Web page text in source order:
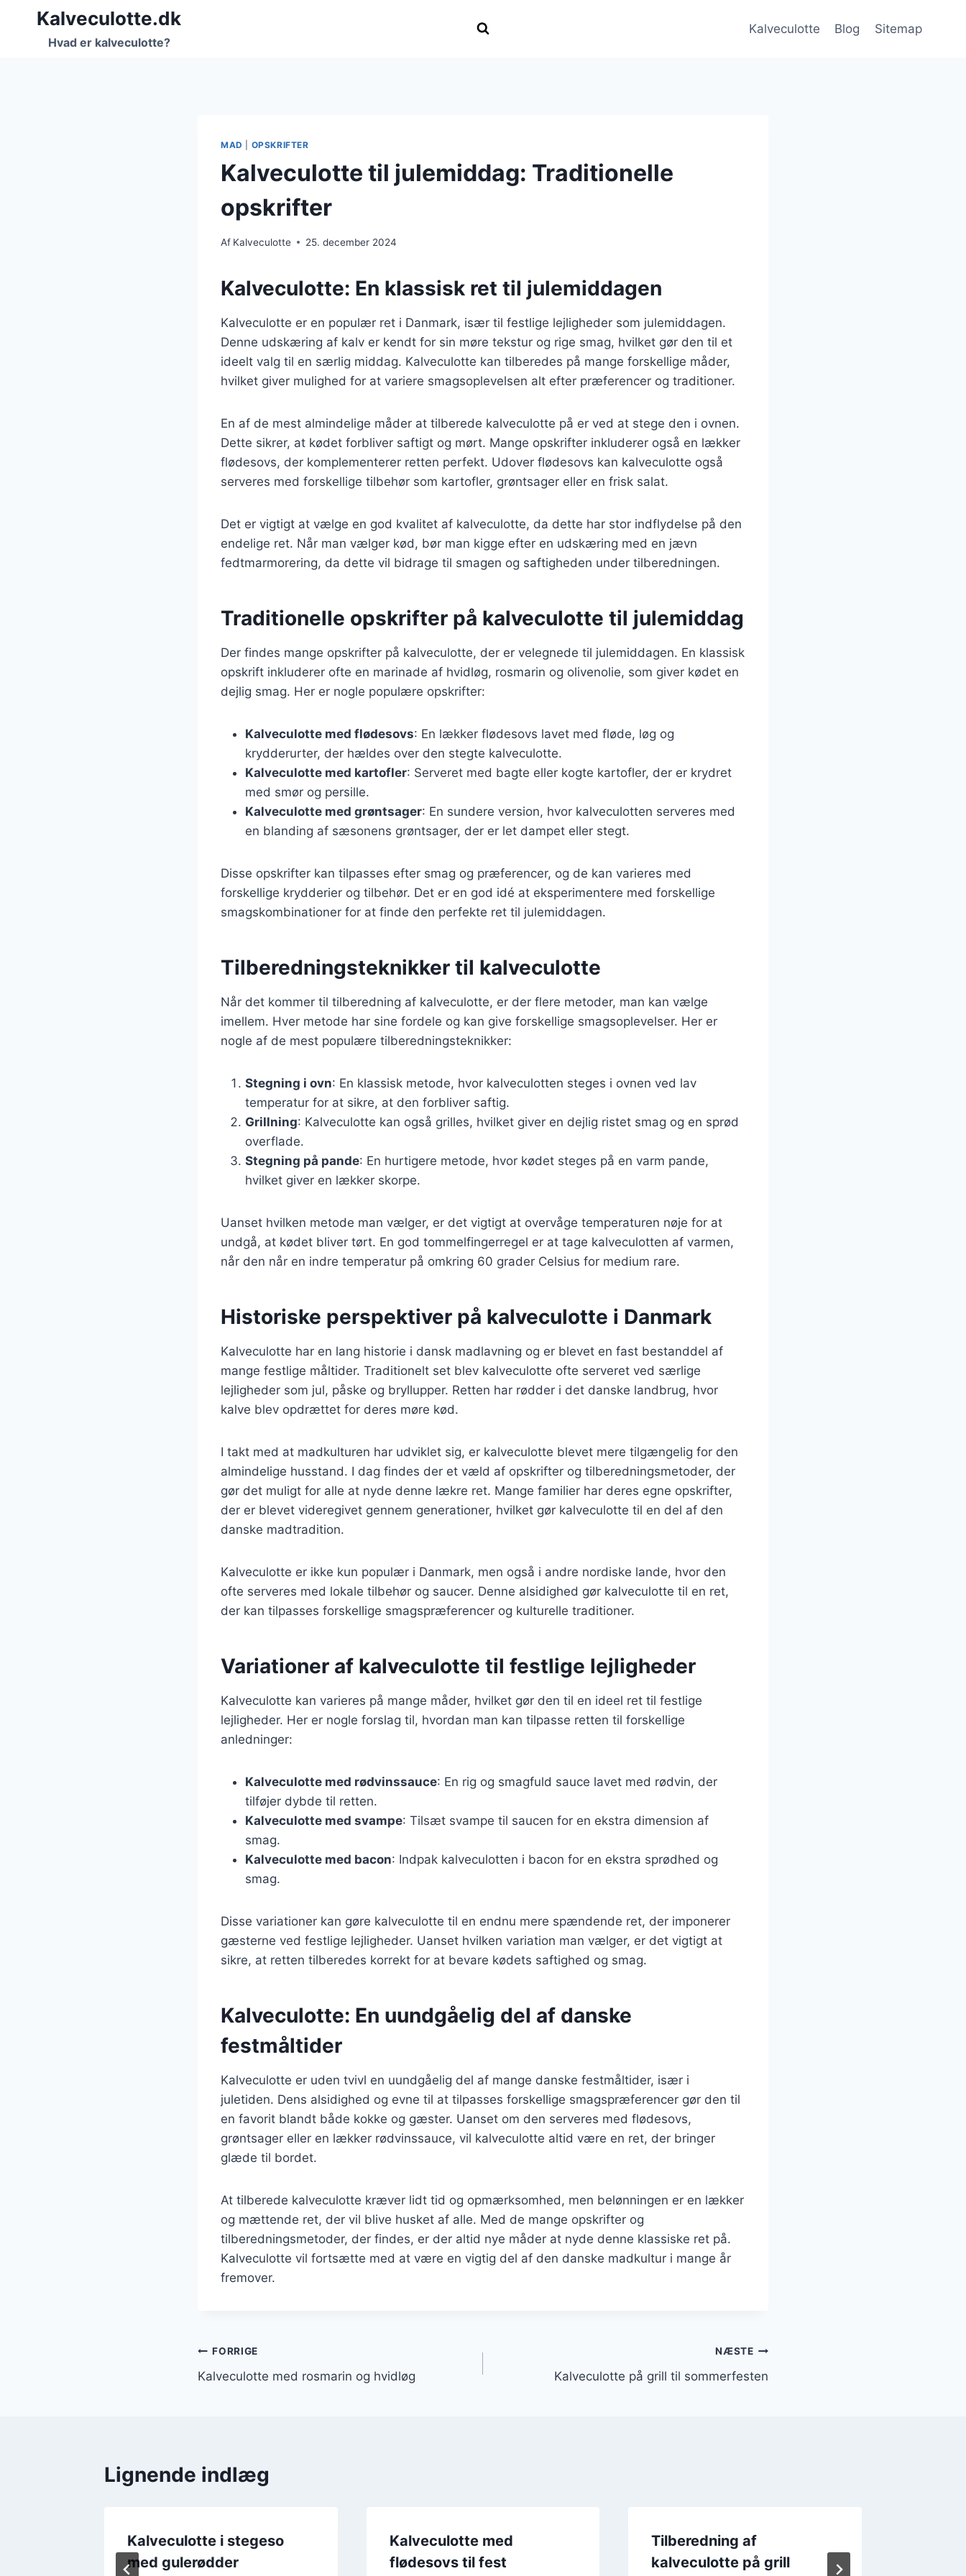
FortsætKalveculotte.dk
Hvad er kalveculotte?
Kalveculotte Blog Sitemap
MAD OPSKRIFTER
Kalveculotte til julemiddag: Traditionelle
opskrifter
Af Kalveculotte 25. december 2024
Kalveculotte: En klassisk ret til julemiddagen
Kalveculotte er en populær ret i Danmark, især til festlige lejligheder som julemiddagen.
Denne udskæring af kalv er kendt for sin møre tekstur og rige smag, hvilket gør den til et
ideelt valg til en særlig middag. Kalveculotte kan tilberedes på mange forskellige måder,
hvilket giver mulighed for at variere smagsoplevelsen alt efter præferencer og traditioner.
En af de mest almindelige måder at tilberede kalveculotte på er ved at stege den i ovnen.
Dette sikrer, at kødet forbliver saftigt og mørt. Mange opskrifter inkluderer også en lækker
flødesovs, der komplementerer retten perfekt. Udover flødesovs kan kalveculotte også
serveres med forskellige tilbehør som kartofler, grøntsager eller en frisk salat.
Det er vigtigt at vælge en god kvalitet af kalveculotte, da dette har stor indflydelse på den
endelige ret. Når man vælger kød, bør man kigge efter en udskæring med en jævn
fedtmarmorering, da dette vil bidrage til smagen og saftigheden under tilberedningen.
Traditionelle opskrifter på kalveculotte til julemiddag
Der findes mange opskrifter på kalveculotte, der er velegnede til julemiddagen. En klassisk
opskrift inkluderer ofte en marinade af hvidløg, rosmarin og olivenolie, som giver kødet en
dejlig smag. Her er nogle populære opskrifter:
Kalveculotte med flødesovs: En lækker flødesovs lavet med fløde, løg og
krydderurter, der hældes over den stegte kalveculotte.
Kalveculotte med kartofler: Serveret med bagte eller kogte kartofler, der er krydret
med smør og persille.
Kalveculotte med grøntsager: En sundere version, hvor kalveculotten serveres med
en blanding af sæsonens grøntsager, der er let dampet eller stegt.
Disse opskrifter kan tilpasses efter smag og præferencer, og de kan varieres med
forskellige krydderier og tilbehør. Det er en god idé at eksperimentere med forskellige
smagskombinationer for at finde den perfekte ret til julemiddagen.
Tilberedningsteknikker til kalveculotte
Når det kommer til tilberedning af kalveculotte, er der flere metoder, man kan vælge
imellem. Hver metode har sine fordele og kan give forskellige smagsoplevelser. Her er
nogle af de mest populære tilberedningsteknikker:
Stegning i ovn: En klassisk metode, hvor kalveculotten steges i ovnen ved lav
temperatur for at sikre, at den forbliver saftig.
Grillning: Kalveculotte kan også grilles, hvilket giver en dejlig ristet smag og en sprød
overflade.
Stegning på pande: En hurtigere metode, hvor kødet steges på en varm pande,
hvilket giver en lækker skorpe.
Uanset hvilken metode man vælger, er det vigtigt at overvåge temperaturen nøje for at
undgå, at kødet bliver tørt. En god tommelfingerregel er at tage kalveculotten af varmen,
når den når en indre temperatur på omkring 60 grader Celsius for medium rare.
Historiske perspektiver på kalveculotte i Danmark
Kalveculotte har en lang historie i dansk madlavning og er blevet en fast bestanddel af
mange festlige måltider. Traditionelt set blev kalveculotte ofte serveret ved særlige
lejligheder som jul, påske og bryllupper. Retten har rødder i det danske landbrug, hvor
kalve blev opdrættet for deres møre kød.
I takt med at madkulturen har udviklet sig, er kalveculotte blevet mere tilgængelig for den
almindelige husstand. I dag findes der et væld af opskrifter og tilberedningsmetoder, der
gør det muligt for alle at nyde denne lækre ret. Mange familier har deres egne opskrifter,
der er blevet videregivet gennem generationer, hvilket gør kalveculotte til en del af den
danske madtradition.
Kalveculotte er ikke kun populær i Danmark, men også i andre nordiske lande, hvor den
ofte serveres med lokale tilbehør og saucer. Denne alsidighed gør kalveculotte til en ret,
der kan tilpasses forskellige smagspræferencer og kulturelle traditioner.
Variationer af kalveculotte til festlige lejligheder
Kalveculotte kan varieres på mange måder, hvilket gør den til en ideel ret til festlige
lejligheder. Her er nogle forslag til, hvordan man kan tilpasse retten til forskellige
anledninger:
Kalveculotte med rødvinssauce: En rig og smagfuld sauce lavet med rødvin, der
tilføjer dybde til retten.
Kalveculotte med svampe: Tilsæt svampe til saucen for en ekstra dimension af
smag.
Kalveculotte med bacon: Indpak kalveculotten i bacon for en ekstra sprødhed og
smag.
Disse variationer kan gøre kalveculotte til en endnu mere spændende ret, der imponerer
gæsterne ved festlige lejligheder. Uanset hvilken variation man vælger, er det vigtigt at
sikre, at retten tilberedes korrekt for at bevare kødets saftighed og smag.
Kalveculotte: En uundgåelig del af danske
festmåltider
Kalveculotte er uden tvivl en uundgåelig del af mange danske festmåltider, især i
juletiden. Dens alsidighed og evne til at tilpasses forskellige smagspræferencer gør den til
en favorit blandt både kokke og gæster. Uanset om den serveres med flødesovs,
grøntsager eller en lækker rødvinssauce, vil kalveculotte altid være en ret, der bringer
glæde til bordet.
At tilberede kalveculotte kræver lidt tid og opmærksomhed, men belønningen er en lækker
og mættende ret, der vil blive husket af alle. Med de mange opskrifter og
tilberedningsmetoder, der findes, er der altid nye måder at nyde denne klassiske ret på.
Kalveculotte vil fortsætte med at være en vigtig del af den danske madkultur i mange år
fremover.
Indlægsnavigation
FORRIGE
Kalveculotte med rosmarin og hvidløg
NÆSTE
Kalveculotte på grill til sommerfesten
Lignende indlæg
Kalveculotte i stegeso
med gulerødder
Kalveculotte med
flødesovs til fest
Tilberedning af
kalveculotte på grill